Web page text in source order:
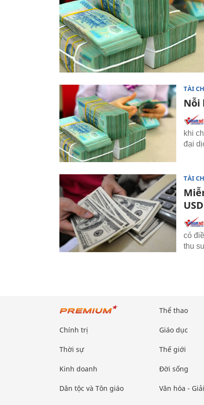
TÀI
Nỗi
khi
đại
TÀI
có
thu
Chính trị
Thời sự
Kinh doanh
Dân tộc và Tôn giáo
Thể thao
Giáo dục
Thế giới
Đời sống
Văn hóa -